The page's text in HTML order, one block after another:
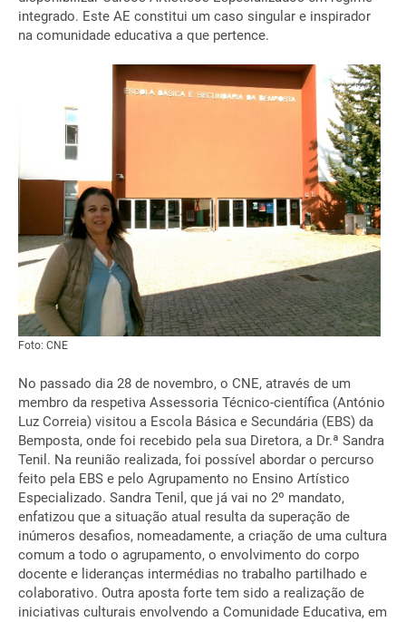
integrado. Este AE constitui um caso singular e inspirador
na comunidade educativa a que pertence.
Foto: CNE
No passado dia 28 de novembro, o CNE, através de um
membro da respetiva Assessoria Técnico-científica (António
Luz Correia) visitou a Escola Básica e Secundária (EBS) da
Bemposta, onde foi recebido pela sua Diretora, a Dr.ª Sandra
Tenil. Na reunião realizada, foi possível abordar o percurso
feito pela EBS e pelo Agrupamento no Ensino Artístico
Especializado. Sandra Tenil, que já vai no 2º mandato,
enfatizou que a situação atual resulta da superação de
inúmeros desafios, nomeadamente, a criação de uma cultura
comum a todo o agrupamento, o envolvimento do corpo
docente e lideranças intermédias no trabalho partilhado e
colaborativo. Outra aposta forte tem sido a realização de
iniciativas culturais envolvendo a Comunidade Educativa, em